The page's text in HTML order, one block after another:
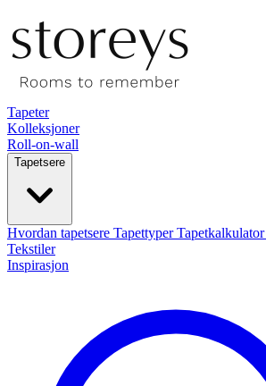
Tapeter
Kolleksjoner
Roll-on-wall
Tapetsere
Hvordan tapetsere TapettyperTapetkalkulator
Tekstiler
Inspirasjon